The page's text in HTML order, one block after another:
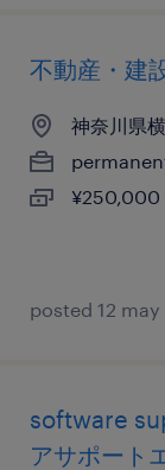
不動産・建
神奈川県
¥250,000
posted 12
software
アサポート